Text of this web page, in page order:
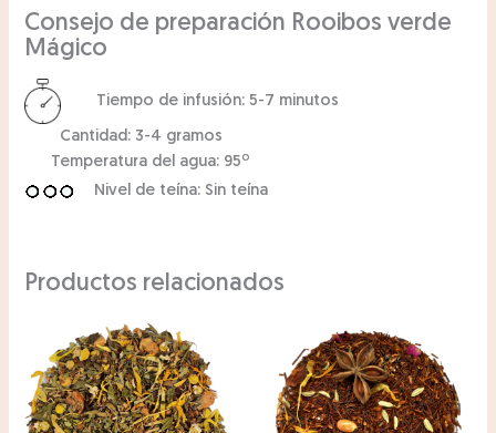
Consejo de preparación Rooibos verde
Mágico
Tiempo de infusión: 5-7 minutos
Cantidad: 3-4 gramos
Temperatura del agua: 95º
Nivel de teína: Sin teína
Productos relacionados